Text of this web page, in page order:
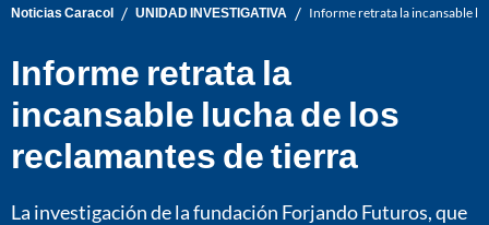
Noticias Caracol / UNIDAD INVESTIGATIVA / Informe retrata la incansable
Informe retrata la
incansable lucha de los
reclamantes de tierra
La investigación de la fundación Forjando Futuros, que